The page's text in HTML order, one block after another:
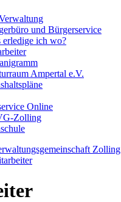
und Bürgerservice
erledige ich wo?
Ampertal e.V.
Online
Zolling
Zolling